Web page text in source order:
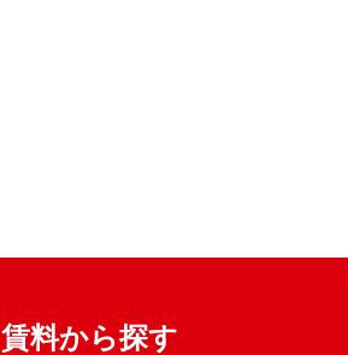
賃料から探す